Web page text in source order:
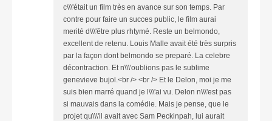
c\\\'était un film très en avance sur son temps. Par
contre pour faire un succes public, le film aurai
merité d\\\'être plus rhtymé. Reste un belmondo,
excellent de retenu. Louis Malle avait été très surpris
par la façon dont belmondo se preparé. La celebre
décontraction. Et n\\\'oublions pas le sublime
genevieve bujol.<br /> <br /> Et le Delon, moi je me
suis bien marré quand je l\\\'ai vu. Delon n\\\'est pas
si mauvais dans la comédie. Mais je pense, que le
projet qu\\\'il avait avec Sam Peckinpah, lui aurait